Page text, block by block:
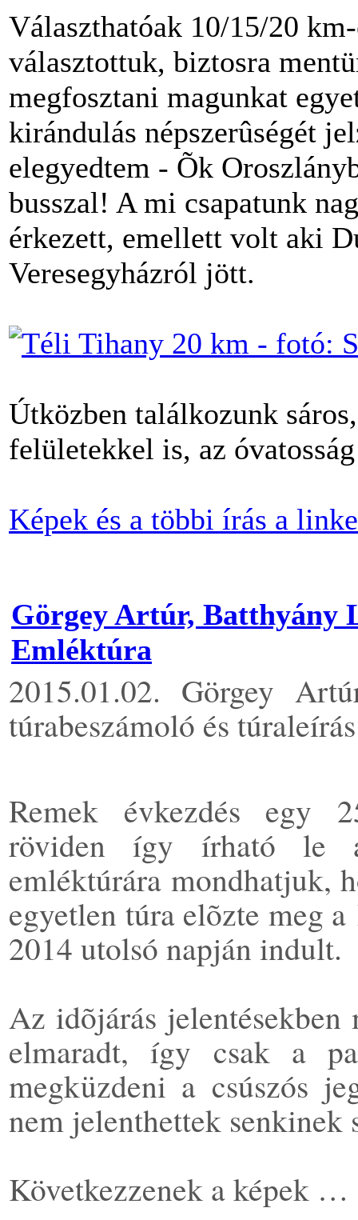
Választhatóak 10/15/20
választottuk, biztosra
megfosztani magunkat
kirándulás népszerûségét
elegyedtem - Õk
busszal! A mi csapatunk
érkezett, emellett volt aki
Veresegyházról jött.
Útközben találkozunk
felületekkel is, az
Képek és a többi írás a
Görgey Artúr, Batthyány
Emléktúra
2015.01.02. Görgey
túrabeszámoló és túraleírás
Remek évkezdés egy
röviden így írható le
emléktúrára mondhatjuk,
egyetlen túra elõzte meg
2014 utolsó napján indult.
Az idõjárás jelentésekben
elmaradt, így csak a
megküzdeni a csúszós
nem jelenthettek senkinek
Következzenek a képek …